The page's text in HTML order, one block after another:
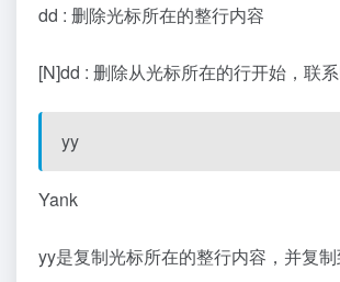
dd : 删除光标所在的整行内容
[N]dd : 删除从光标所在的行开始，联
yy
Yank
yy是复制光标所在的整行内容，并复